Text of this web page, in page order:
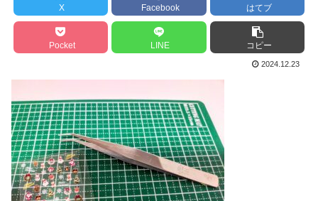
X Facebook はてブ
Pocket LINE コピー
2024.12.23